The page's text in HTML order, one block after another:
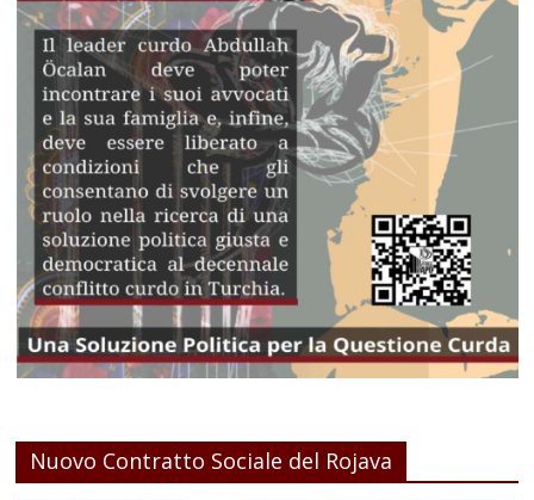
Nuovo Contratto Sociale del Rojava